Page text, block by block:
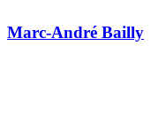
Marc-André Bailly